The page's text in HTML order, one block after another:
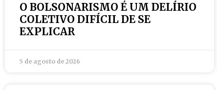
O BOLSONARISMO É UM DELÍRIO
COLETIVO DIFÍCIL DE SE
EXPLICAR
5 de agosto de 2026